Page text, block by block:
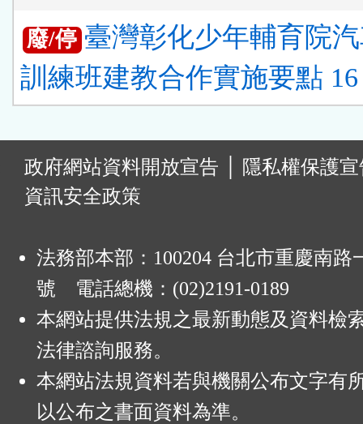
廢/停 臺灣彰化少年輔育院
訓練班建教合作實施要點 16
政府網站資料開放宣告
隱私權保護
資訊安全政策
法務部本部：100204 台北市重慶南路
號 電話總機：(02)2191-0189
本網站提供法規之最新動態及資料檢
法律諮詢服務。
本網站法規資料若與機關公布文字有
以公布之書面資料為準。